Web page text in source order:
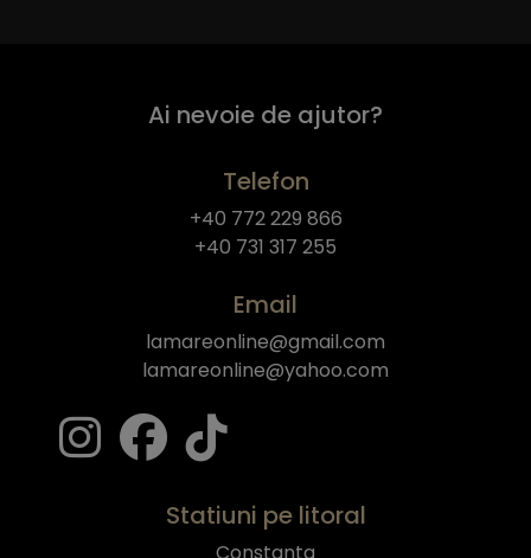
Ai nevoie de ajutor?
Telefon
+40 772 229 866
+40 731 317 255
Email
lamareonline@gmail.com
lamareonline@yahoo.com
Statiuni pe litoral
Constanta